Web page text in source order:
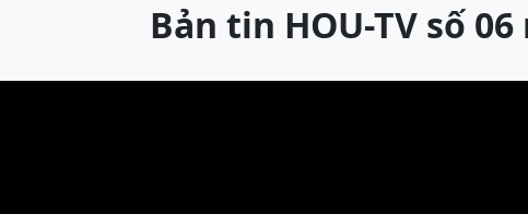
Bản tin HOU-TV số 06